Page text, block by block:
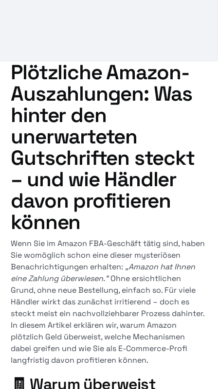
Plötzliche Amazon-
Auszahlungen: Was
hinter den
unerwarteten
Gutschriften steckt
– und wie Händler
davon profitieren
können
Wenn Sie im Amazon FBA-Geschäft tätig sind, haben
Sie womöglich schon eine dieser mysteriösen
Benachrichtigungen erhalten: „Amazon hat Ihnen
eine Zahlung überwiesen.“Ohne ersichtlichen
Grund, ohne neue Bestellung, einfach so. Für viele
Händler wirkt das zunächst irritierend – doch es
steckt meist ein nachvollziehbarer Prozess dahinter.
In diesem Artikel erklären wir, warum Amazon
plötzlich Geld überweist, welche Mechanismen
dabei greifen und wie Sie als E-Commerce-Profi
langfristig davon profitieren können.
🧾 Warum überweist